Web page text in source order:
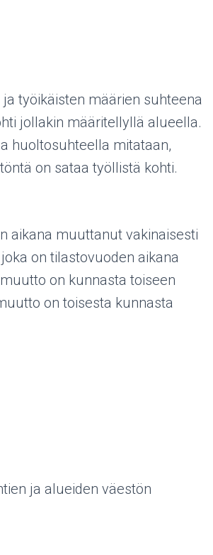
työikäisten määrien suhteena
jollakin määritellyllä alueella.
huoltosuhteella mitataan,
on sataa työllistä kohti.
aikana muuttanut vakinaisesti
on tilastovuoden aikana
on kunnasta toiseen
on toisesta kunnasta
ja alueiden väestön